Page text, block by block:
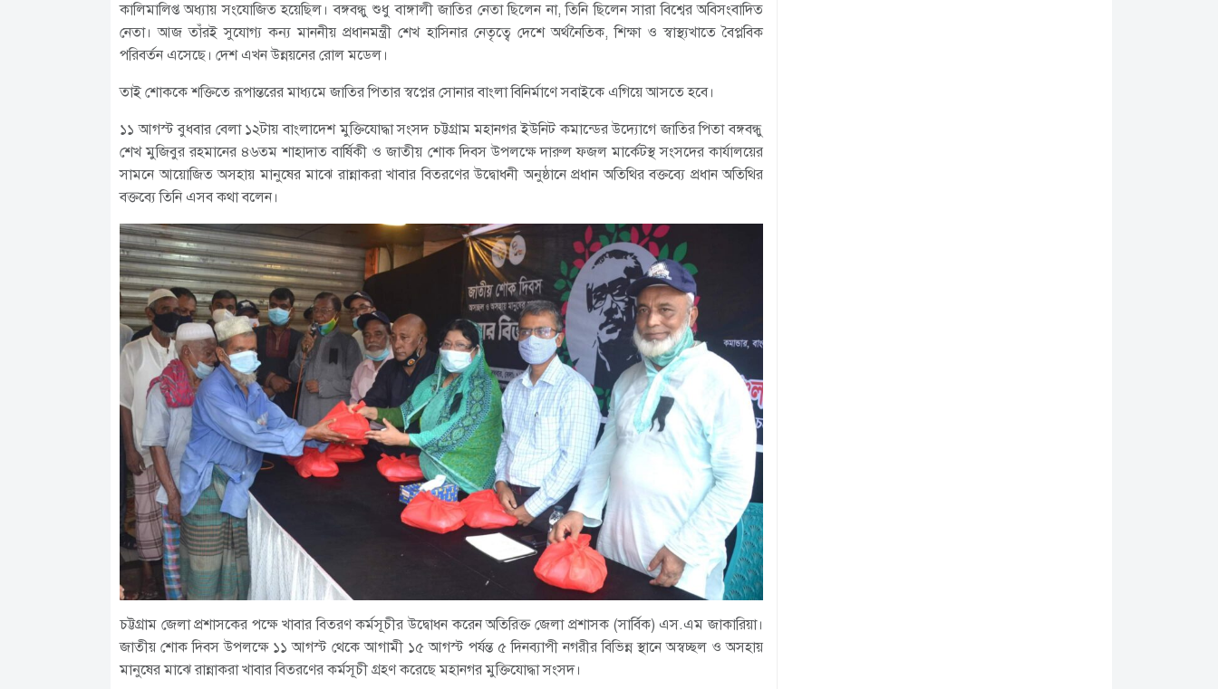
কালিমালিপ্ত অধ্যায় সংযোজিত হয়েছিল। বঙ্গবন্ধু শুধু বাঙ্গালী জাতির নেতা ছিলেন না, তিনি ছিলেন সারা বিশ্বের অবিসংবাদিত
নেতা। আজ তাঁরই সুযোগ্য কন্য মাননীয় প্রধানমন্ত্রী শেখ হাসিনার নেতৃত্বে দেশে অর্থনৈতিক, শিক্ষা ও স্বাস্থ্যখাতে বৈপ্লবিক
পরিবর্তন এসেছে। দেশ এখন উন্নয়নের রোল মডেল।
তাই শোককে শক্তিতে রূপান্তরের মাধ্যমে জাতির পিতার স্বপ্নের সোনার বাংলা বিনির্মাণে সবাইকে এগিয়ে আসতে হবে।
১১ আগস্ট বুধবার বেলা ১২টায় বাংলাদেশ মুক্তিযোদ্ধা সংসদ চট্টগ্রাম মহানগর ইউনিট কমান্ডের উদ্যোগে জাতির পিতা বঙ্গবন্ধু
শেখ মুজিবুর রহমানের ৪৬তম শাহাদাত বার্ষিকী ও জাতীয় শোক দিবস উপলক্ষে দারুল ফজল মার্কেটস্থ সংসদের কার্যালয়ের
সামনে আয়োজিত অসহায় মানুষের মাঝে রান্নাকরা খাবার বিতরণের উদ্বোধনী অনুষ্ঠানে প্রধান অতিথির বক্তব্যে প্রধান অতিথির
বক্তব্যে তিনি এসব কথা বলেন।
চট্টগ্রাম জেলা প্রশাসকের পক্ষে খাবার বিতরণ কর্মসূচীর উদ্বোধন করেন অতিরিক্ত জেলা প্রশাসক (সার্বিক) এস.এম জাকারিয়া।
জাতীয় শোক দিবস উপলক্ষে ১১ আগস্ট থেকে আগামী ১৫ আগস্ট পর্যন্ত ৫ দিনব্যাপী নগরীর বিভিন্ন স্থানে অস্বচ্ছল ও অসহায়
মানুষের মাঝে রান্নাকরা খাবার বিতরণের কর্মসূচী গ্রহণ করেছে মহানগর মুক্তিযোদ্ধা সংসদ।